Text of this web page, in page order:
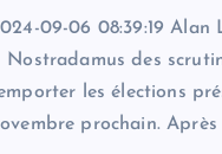
09-06 08:39:19 Alan
Nostradamus des
les élections
prochain.